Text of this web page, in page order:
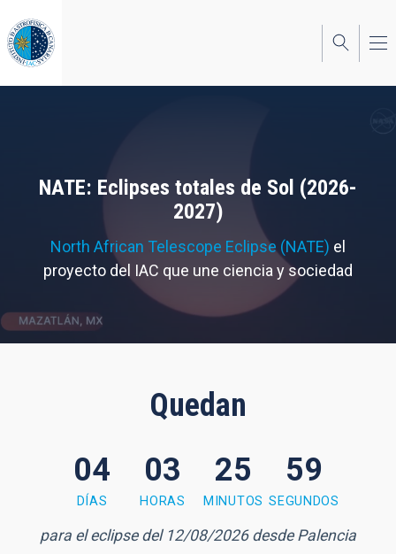
al
contenido
principal
NATE: Eclipses totales de Sol (2026-
2027)
North African Telescope Eclipse (NATE) el
proyecto del IAC que une ciencia y sociedad
Quedan
58 seconds
04
DÍAS
03
HORAS
25
MINUTOS
58
SEGUNDOS
para el eclipse del 12/08/2026 desde Palencia